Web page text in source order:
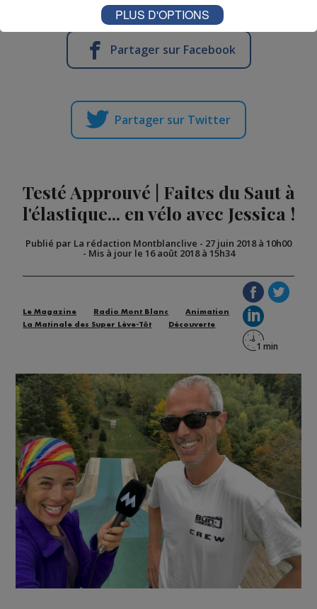
Partager sur Facebook
Partager sur Twitter
Testé Approuvé | Faites du Saut à
l'élastique... en vélo avec Jessica !
Publié par La rédaction Montblanclive - 27 juin 2018 à 10h00
- Mis à jour le 16 août 2018 à 15h34
Le Magazine Radio Mont Blanc
Animation
La Matinale des Super Lève-Tôt
Découverte
PLUS D'OPTIONS